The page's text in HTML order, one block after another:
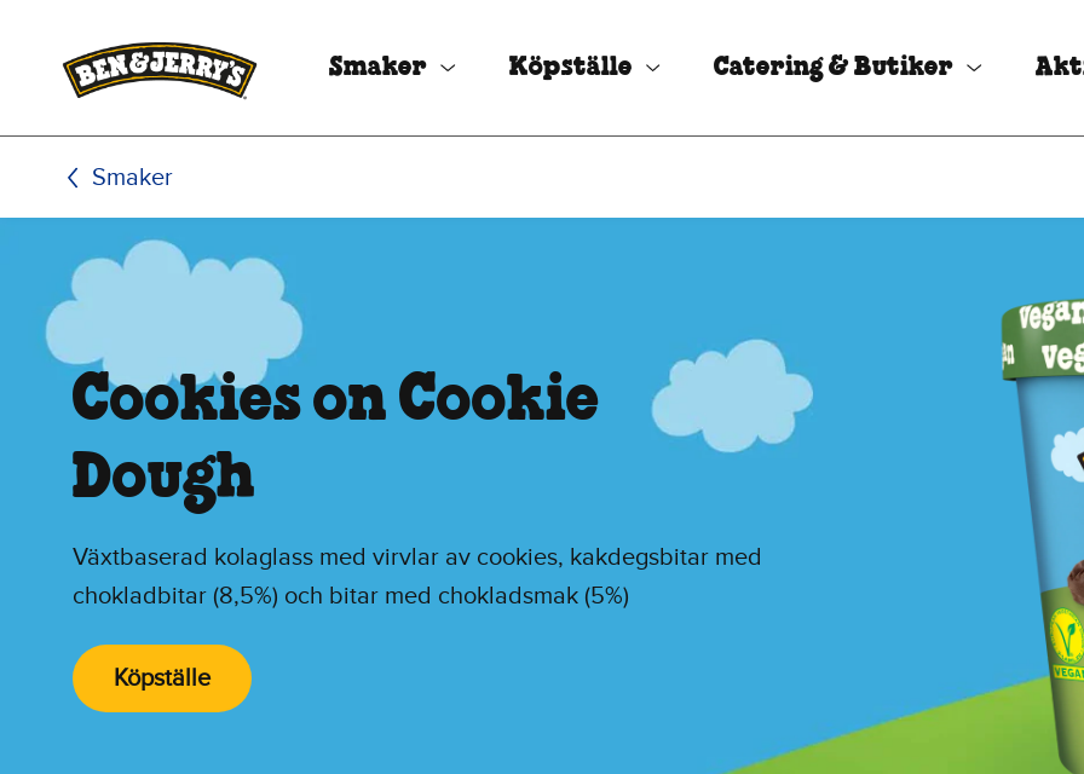
Smaker Köpställe Catering & Butiker
Smaker
Cookies on Cookie
Dough
Växtbaserad kolaglass med virvlar av cookies, kakdegsbitar med
chokladbitar (8,5%) och bitar med chokladsmak (5%)
Köpställe